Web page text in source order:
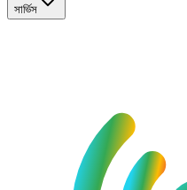
সার্ভিস